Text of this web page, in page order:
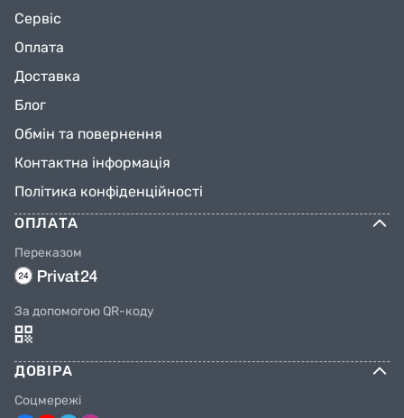
Сервіс
Оплата
Доставка
Блог
Обмін та повернення
Контактна інформація
Політика конфіденційності
ОПЛАТА
Переказом
За допомогою QR-коду
ДОВІРА
Соцмережі